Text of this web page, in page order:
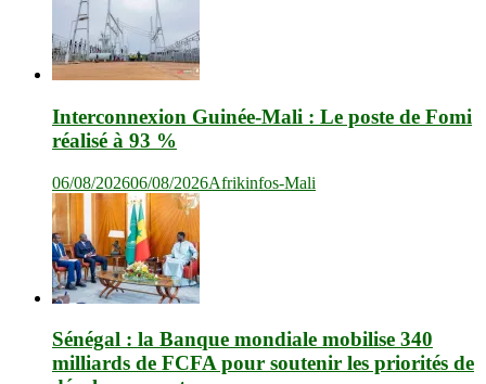
Interconnexion Guinée-Mali : Le poste de Fomi
réalisé à 93 %
06/08/202606/08/2026Afrikinfos-Mali
Sénégal : la Banque mondiale mobilise 340
milliards de FCFA pour soutenir les priorités de